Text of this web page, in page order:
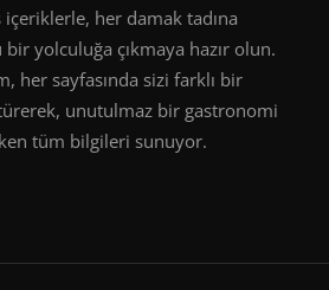
içeriklerle, her damak tadına
yolculuğa çıkmaya hazır olun.
her sayfasında sizi farklı bir
unutulmaz bir gastronomi
tüm bilgileri sunuyor.